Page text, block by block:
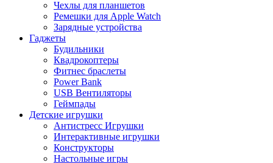
Чехлы для планшетов
Ремешки для Apple Watch
Зарядные устройства
Гаджеты
Будильники
Квадрокоптеры
Фитнес браслеты
Power Bank
USB Вентиляторы
Геймпады
Детские игрушки
Антистресс Игрушки
Интерактивные игрушки
Конструкторы
Настольные игры